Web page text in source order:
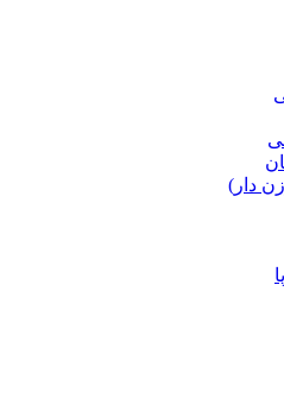
دار)